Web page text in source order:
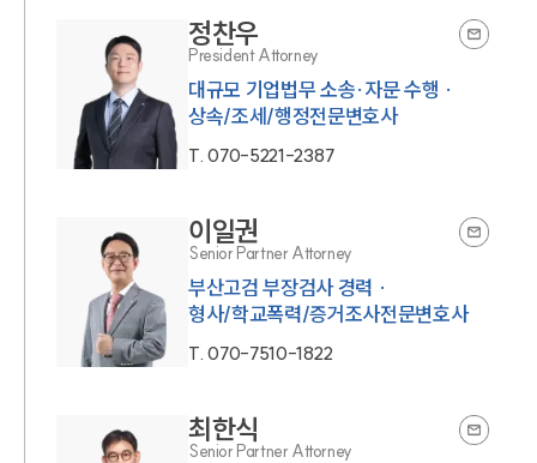
정찬우
President Attorney
대규모 기업법무 소송·자문 수행 ·
상속/조세/행정전문변호사
T.070-5221-2387
이일권
Senior Partner Attorney
부산고검 부장검사 경력 ·
형사/학교폭력/증거조사전문변호사
T.070-7510-1822
최한식
Senior Partner Attorney